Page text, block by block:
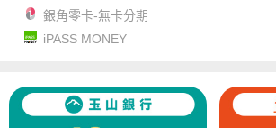
銀角零卡-無卡分期
iPASS MONEY